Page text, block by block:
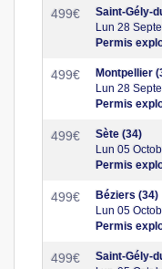
499€
Saint-Gély-
Lun 28
Permis
499€
Montpellier
Lun 28
Permis
499€
Sète (34)
Lun 05
Permis
499€
Béziers (34)
Lun 05
Permis
499€
Saint-Gély-